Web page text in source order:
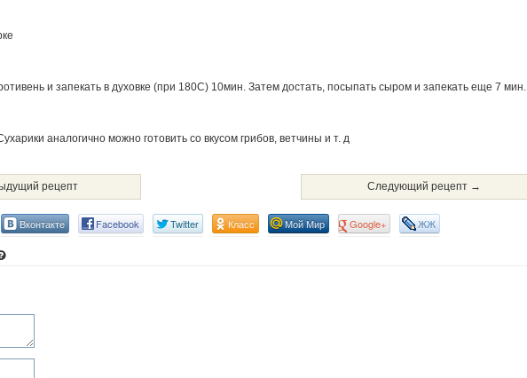
и запекать в духовке (при 180С) 10мин. Затем достать, посыпать сыром и запекать еще 7 мин.
аналогично можно готовить со вкусом грибов, ветчины и т. д
рецепт Следующий рецепт →
Вконтакте Facebook Twitter Класс Мой Мир Google+ ЖЖ